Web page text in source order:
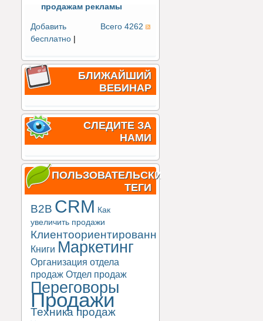
продажам рекламы
Всего 4262
Добавить
бесплатно
БЛИЖАЙШИЙ
ВЕБИНАР
СЛЕДИТЕ ЗА
НАМИ
ПОЛЬЗОВАТЕЛЬСКИЕ
ТЕГИ
B2B CRM Как
увеличить продажи
Клиентоориентированность
Книги Маркетинг
Организация отдела
продаж Отдел продаж
Переговоры
Продажи
Техника продаж